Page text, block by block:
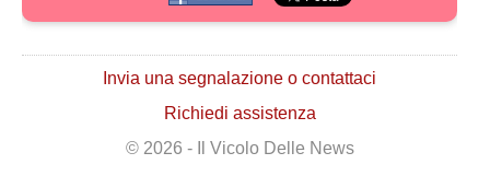
Invia una segnalazione o contattaci
Richiedi assistenza
© 2026 - Il Vicolo Delle News